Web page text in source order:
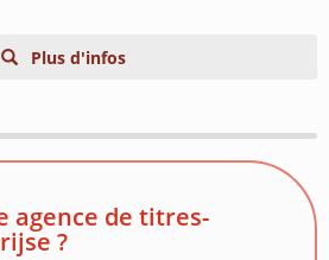
Plus d'infos
agence de titres-
?